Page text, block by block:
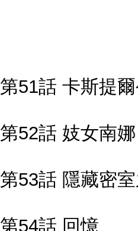
第51話 卡斯提
第52話 妓女南娜
第53話 隱藏密
第54話 回憶